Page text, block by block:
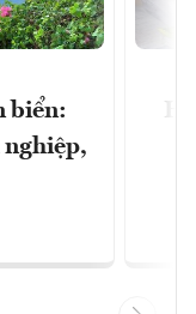
biển:
nghiệp,